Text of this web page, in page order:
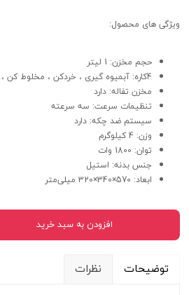
ویژگی های محصول:
حجم مخزن: 1 لیتر
4کاره: آبمیوه گیری ، خردکن ، مخلوط کن ، آسیاب
مخزن تفاله: دارد
تنظیمات سرعت: سه سرعته
سیستم ضد چکه: دارد
وزن: 4 کیلوگرم
توان: 1800 وات
جنس بدنه: استیل
ابعاد: 570×340×320 میلی‌متر
افزودن به سبد خرید
توضیحات نظرات